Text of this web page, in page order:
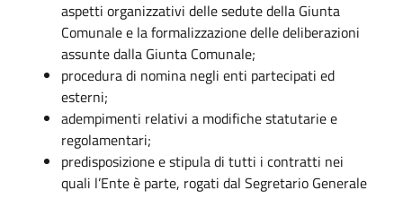
aspetti organizzativi delle sedute della Giunta
Comunale e la formalizzazione delle deliberazioni
assunte dalla Giunta Comunale;
procedura di nomina negli enti partecipati ed
esterni;
adempimenti relativi a modifiche statutarie e
regolamentari;
predisposizione e stipula di tutti i contratti nei
quali l’Ente è parte, rogati dal Segretario Generale